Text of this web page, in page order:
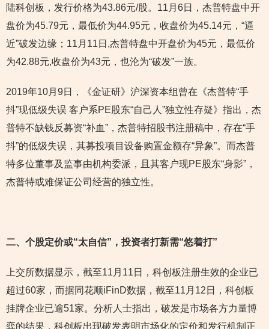
陆科创板，发行价格为43.86元/股。11月6日，杰普特盘中开
盘价为45.79元，最低价为44.95元，收盘价为45.14元，“逼
近”破发边缘；11月11日,杰普特盘中开盘价为45元，最低价
为42.88元,收盘价为43元，也沦为“破发”一族。
2019年10月9日，《金证研》沪深资本组曾在《杰普特“手
抖”现低级失误 客户系PE股东“自己人”独立性存疑》指出，杰
普特不缺钱反募资“补血”，杰普特招股书注册稿中，存在“手
抖”的低级失误，其募投项目设备购置金额存“异象”。而杰普
特多位董事及监事由机构委派，且其客户现PE股东“身影”，
杰普特或难保证公司经营的独立性。
二、个股定价或“太自信”，投资者打新需“悠着打”
上交所数据显示，截至11月11日，科创板注册生效的企业已
超过60家，而据同花顺iFinD数据，截至11月12日，科创板
挂牌企业已逾51家。分析人士指出，破发是市场各方力量博
弈的结果，科创板出现破发表明市场化的定价和发行机制正